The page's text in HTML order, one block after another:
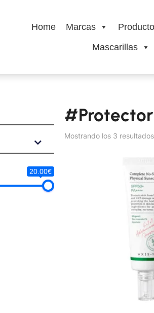
Home Marcas
Mascarillas
20.00€
Mostrando los 3 resultados